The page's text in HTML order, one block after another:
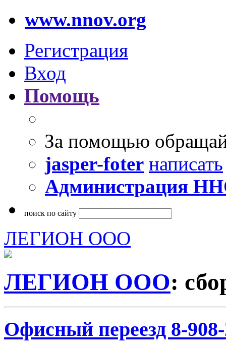
www.nnov.org
Регистрация
Вход
Помощь
За помощью
jasper-foter написать
Администрация
поиск по сайту
ЛЕГИОН ООО
ЛЕГИОН ООО:
Офисный переезд 8-